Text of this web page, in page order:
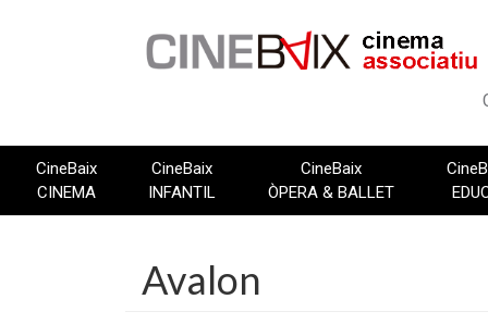
CineBaix
CINEMA
CineBaix
INFANTIL
CineBaix
ÒPERA & BALLET
Avalon